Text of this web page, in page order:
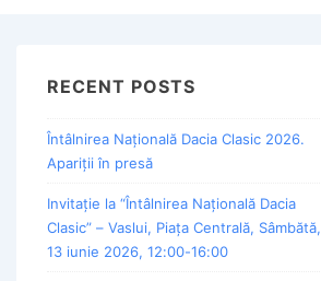
RECENT POSTS
Întâlnirea Națională Dacia Clasic 2026.
Apariții în presă
Invitație la “Întâlnirea Națională Dacia
Clasic” – Vaslui, Piața Centrală, Sâmbătă,
13 iunie 2026, 12:00-16:00